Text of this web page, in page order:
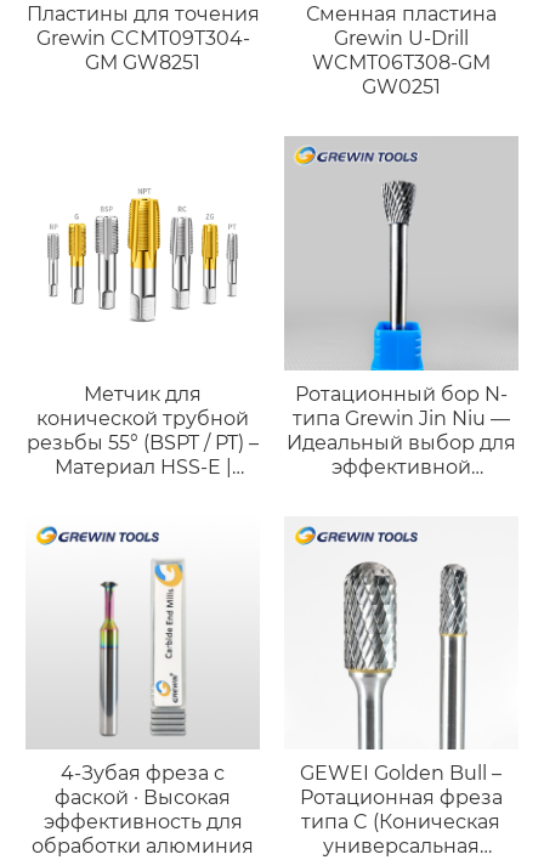
Пластины для точения
Grewin CCMT09T304-
GM GW8251
Сменная пластина
Grewin U-Drill
WCMT06T308-GM
GW0251
Метчик для
конической трубной
резьбы 55° (BSPT / PT) –
Материал HSS-E |
герметичных
соединений
Ротационный бор N-
типа Grewin Jin Niu —
Идеальный выбор для
эффективной
4-Зубая фреза с
фаской · Высокая
эффективность для
обработки алюминия
GEWEI Golden Bull –
Ротационная фреза
типа C (Коническая
универсальная